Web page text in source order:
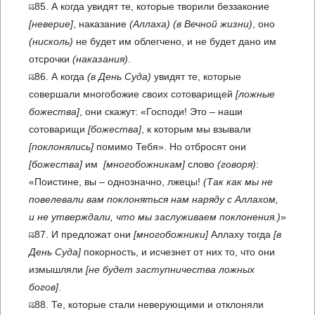
85. А когда увидят те, которые творили беззаконие
[неверие] , наказание (Аллаха) (в Вечной жизни) , оно
(нисколь) не будет им облегчено, и не будет дано им
от­срочки (наказания)
86. А когда (в День Суда) увидят те, которые
совершали многобожие своих сотоварищей [ложные
божества] , они скажут: «Господи! Это – наши
сотоварищи [божества] , к которым мы взывали
[поклонялись] помимо Тебя». Но отбросят они
[божества] им [многобожникам] слово (говоря):
«Поистине, вы – однозначно, лжецы! (Так как мы не
повелевали вам поклоняться нам наряду с Аллахом,
и не утверждали, что мы заслуживаем поклонения.)»
87. И предложат они [многобожники] Аллаху тогда [в
День Суда] покорность, и исчезнет от них то, что они
измышляли [не будет заступничества ложных
богов]
88. Те, которые стали неверующими и отклоняли